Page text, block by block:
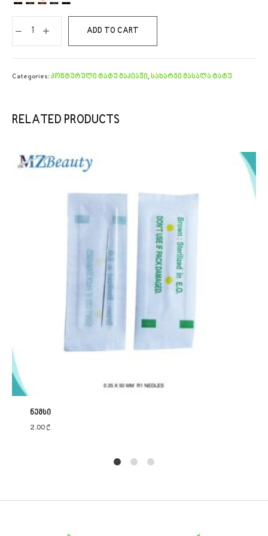
ADD TO CART
Categories:კონტურული ტატუ მაკიაჟი, სახარჯი მასალა ტატუ
RELATED PRODUCTS
ნემსი
2.00₾